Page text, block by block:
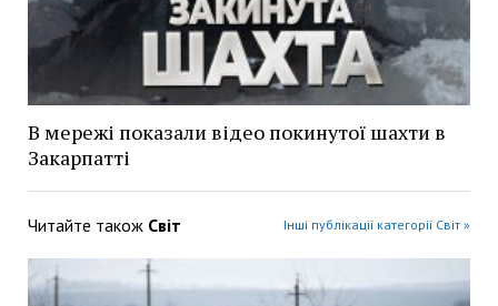
В мережі показали відео покинутої шахти в
Закарпатті
Читайте також Світ Інші публікації категорії Світ »